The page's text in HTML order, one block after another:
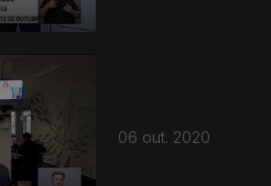
06 out. 2020